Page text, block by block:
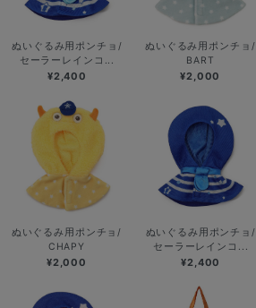
ぬいぐるみ用ポンチョ/
セーラーレインコ...
¥2,400
ぬいぐるみ用ポンチョ/
BART
¥2,000
ぬいぐるみ用ポンチョ/
CHAPY
¥2,000
ぬいぐるみ用ポンチョ/
セーラーレインコ...
¥2,400